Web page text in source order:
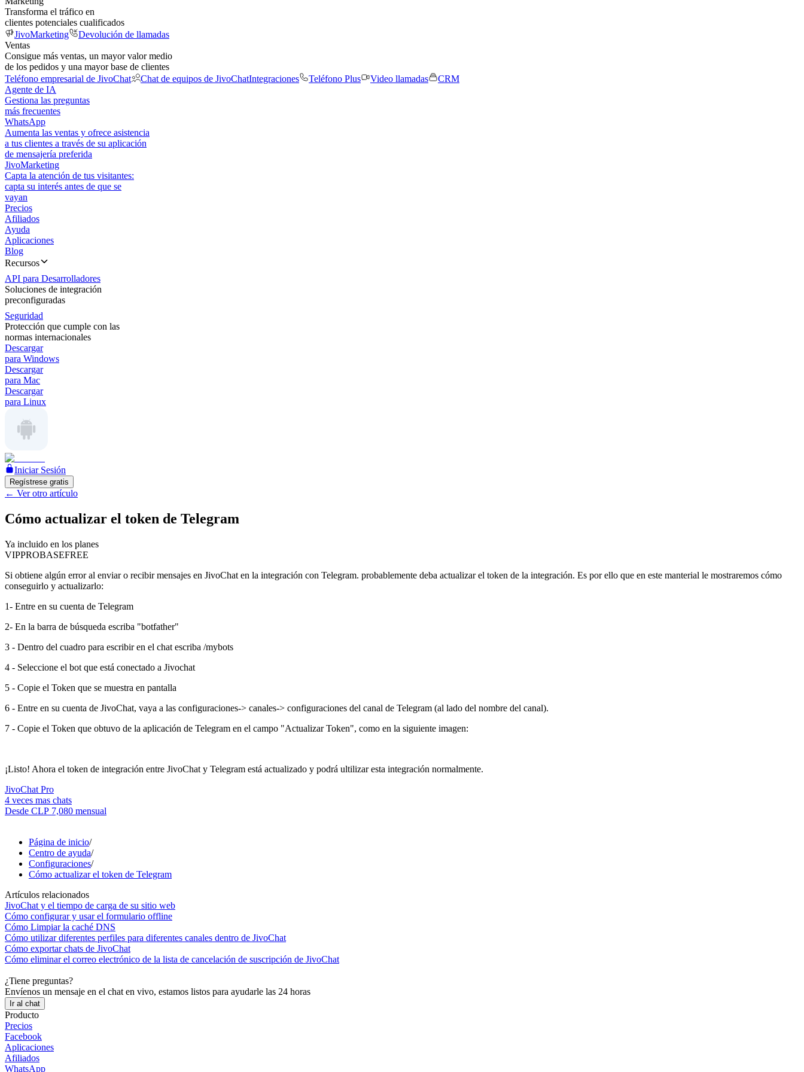
Transforma el tráfico en
clientes potenciales cualificados
JivoMarketing
Devolución de llamadas
Ventas
Consigue más ventas, un mayor valor medio
de los pedidos y una mayor base de clientes
Teléfono empresarial de JivoChat
Chat de equipos de JivoChatIntegraciones Teléfono Plus Video llamadas
CRM
Agente de IA
Gestiona las preguntas
más frecuentes
WhatsApp
Aumenta las ventas y ofrece asistencia
a tus clientes a través de su aplicación
de mensajería preferida
JivoMarketing
Capta la atención de tus visitantes:
capta su interés antes de que se
vayan
Precios
Afiliados
Ayuda
Aplicaciones
Blog
Recursos
API para Desarrolladores
Soluciones de integración
preconfiguradas
Seguridad
Protección que cumple con las
normas internacionales
Descargar
para Windows
Descargar
para Mac
Descargar
para Linux
Iniciar Sesión
Regístrese gratis
← Ver otro artículo
Cómo actualizar el token de Telegram
Ya incluido en los planes
VIPPROBASEFREE
Si obtiene algún error al enviar o recibir mensajes en JivoChat en la integración con Telegram. probablemente deba actualizar el token de la integración. Es por ello que en este manterial le mostraremos cómo
conseguirlo y actualizarlo:
1- Entre en su cuenta de Telegram
2- En la barra de búsqueda escriba "botfather"
3 - Dentro del cuadro para escribir en el chat escriba /mybots
4 - Seleccione el bot que está conectado a Jivochat
5 - Copie el Token que se muestra en pantalla
6 - Entre en su cuenta de JivoChat, vaya a las configuraciones-> canales-> configuraciones del canal de Telegram (al lado del nombre del canal).
7 - Copie el Token que obtuvo de la aplicación de Telegram en el campo "Actualizar Token", como en la siguiente imagen:
¡Listo! Ahora el token de integración entre JivoChat y Telegram está actualizado y podrá ultilizar esta integración normalmente.
JivoChat Pro
4 veces mas chats
Desde CLP 7,080 mensual
Página de inicio/
Centro de ayuda/
Configuraciones/
Cómo actualizar el token de Telegram
Artículos relacionados
JivoChat y el tiempo de carga de su sitio web
Cómo configurar y usar el formulario offline
Cómo Limpiar la caché DNS
Cómo utilizar diferentes perfiles para diferentes canales dentro de JivoChat
Cómo exportar chats de JivoChat
Cómo eliminar el correo electrónico de la lista de cancelación de suscripción de JivoChat
¿Tiene preguntas?
Envíenos un mensaje en el chat en vivo, estamos listos para ayudarle las 24 horas
Ir al chat
Producto
Precios
Facebook
Aplicaciones
Afiliados
WhatsApp